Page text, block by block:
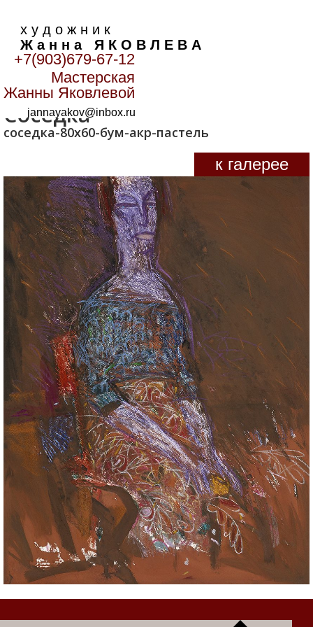
х у д о ж н и к
Ж а н н а Я К О В Л Е В А
+7(903)679-67-12
Мастерская
Жанны Яковлевой
jannayakov@inbox.ru
Главная>Лики>Соседка
Соседка
соседка-80х60-бум-акр-пастель
к галерее